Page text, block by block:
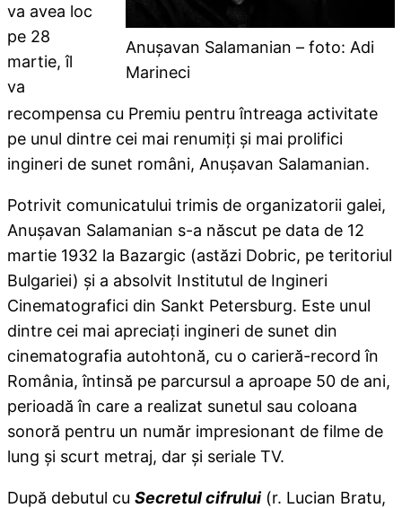
Anuşavan Salamanian – foto: Adi
Marineci
va avea loc
pe 28
martie, îl
va
recompensa cu Premiu pentru întreaga activitate
pe unul dintre cei mai renumiţi şi mai prolifici
ingineri de sunet români, Anuşavan Salamanian.
Potrivit comunicatului trimis de organizatorii galei,
Anuşavan Salamanian s-a născut pe data de 12
martie 1932 la Bazargic (astăzi Dobric, pe teritoriul
Bulgariei) şi a absolvit Institutul de Ingineri
Cinematografici din Sankt Petersburg. Este unul
dintre cei mai apreciaţi ingineri de sunet din
cinematografia autohtonă, cu o carieră-record în
România, întinsă pe parcursul a aproape 50 de ani,
perioadă în care a realizat sunetul sau coloana
sonoră pentru un număr impresionant de filme de
lung şi scurt metraj, dar şi seriale TV.
După debutul cu Secretul cifrului (r. Lucian Bratu,